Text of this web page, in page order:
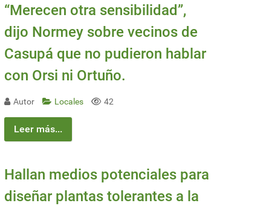
“Merecen otra sensibilidad”,
dijo Normey sobre vecinos de
Casupá que no pudieron hablar
con Orsi ni Ortuño.
Autor Locales 42
Leer más...
Hallan medios potenciales para
diseñar plantas tolerantes a la